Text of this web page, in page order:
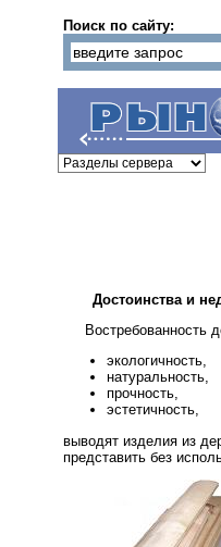
Поиск по сайту:
Достоинства и
Востребованность
экологичность,
натуральность,
прочность,
эстетичность,
выводят изделия из
представить без